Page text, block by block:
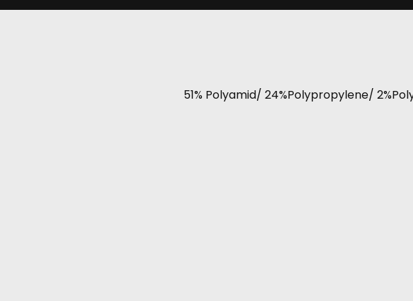
51% Polyamid/ 24%Polypropylene/